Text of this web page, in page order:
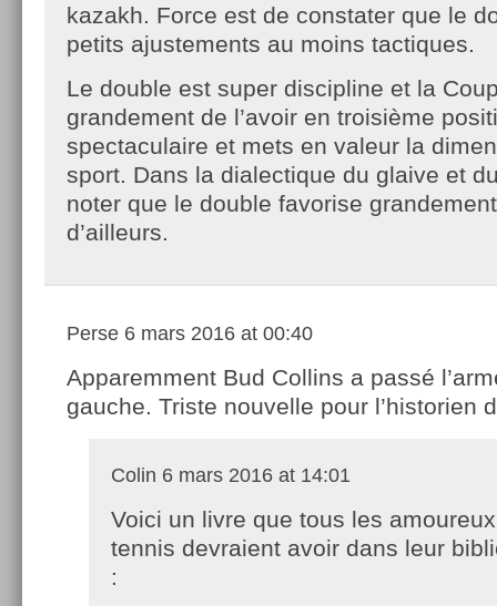
kazakh. Force est de constater que le
petits ajustements au moins tactiques.
Le double est super discipline et la
grandement de l’avoir en troisième
spectaculaire et mets en valeur la
sport. Dans la dialectique du glaive et
noter que le double favorise
d’ailleurs.
Perse 6 mars 2016 at 00:40
Apparemment Bud Collins a passé
gauche. Triste nouvelle pour l’historien
Colin 6 mars 2016 at 14:01
Voici un livre que tous les
tennis devraient avoir dans leur
: